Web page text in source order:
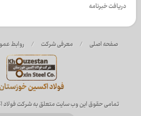
دریافت خبرنامه
صفحه اصلی / معرفی شرکت / روابط
تمامی حقوق این وب سایت متعلق به شرکت